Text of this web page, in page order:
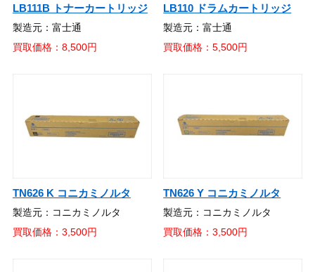
LB111B トナーカートリッジ
製造元：富士通
買取価格：8,500円
LB110 ドラムカートリッジ
製造元：富士通
買取価格：5,500円
TN626 K コニカミノルタ
製造元：コニカミノルタ
買取価格：3,500円
TN626 Y コニカミノルタ
製造元：コニカミノルタ
買取価格：3,500円